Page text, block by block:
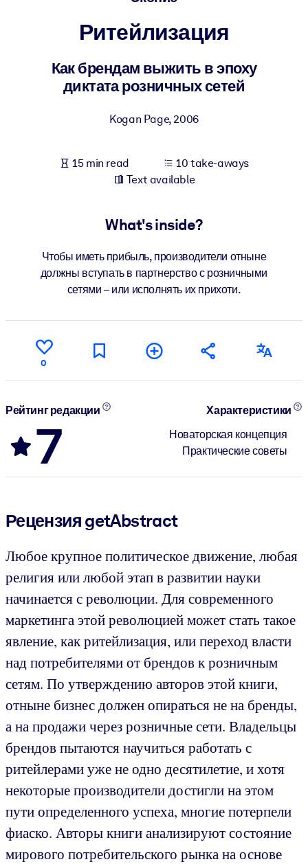
Bring bite-sized, verified knowledge into your LMS/LXP for
learning results.
Ритейлизация
Как брендам выжить в эпоху
диктата розничных сетей
Kogan Page,2006
15 min read
10 take-aways
Text available
What's inside?
Чтобы иметь прибыль, производители отныне
должны вступать в партнерство с розничными
сетями – или исполнять их прихоти.
0
Рейтинг редакции
7
Характеристики
Новаторская концепция
Практические советы
Рецензия getAbstract
Любое крупное политическое движение, любая
религия или любой этап в развитии науки
начинается с революции. Для современного
маркетинга этой революцией может стать такое
явление, как ритейлизация, или переход власти
над потребителями от брендов к розничным
сетям. По утверждению авторов этой книги,
отныне бизнес должен опираться не на бренды,
а на продажи через розничные сети. Владельцы
брендов пытаются научиться работать с
ритейлерами уже не одно десятилетие, и хотя
некоторые производители достигли на этом
пути определенного успеха, многие потерпели
фиаско. Авторы книги анализируют состояние
мирового потребительского рынка на основе